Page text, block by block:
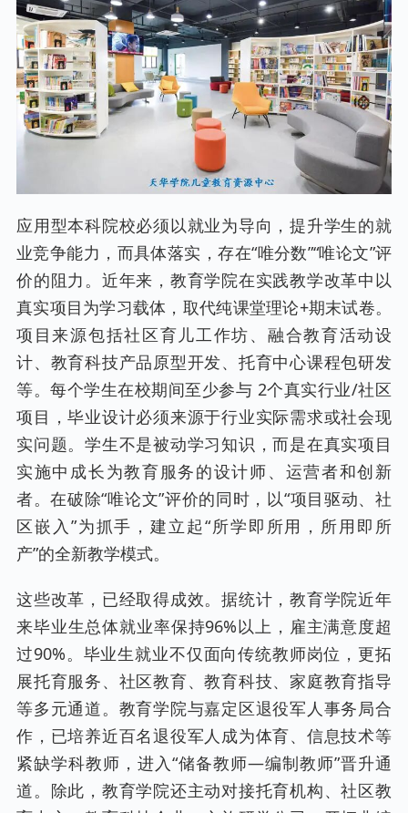
应用型本科院校必须以就业为导向，提升学生的就
业竞争能力，而具体落实，存在“唯分数”“唯论文”评
价的阻力。近年来，教育学院在实践教学改革中以
真实项目为学习载体，取代纯课堂理论+期末试卷。
项目来源包括社区育儿工作坊、融合教育活动设
计、教育科技产品原型开发、托育中心课程包研发
等。每个学生在校期间至少参与 2个真实行业/社区
项目，毕业设计必须来源于行业实际需求或社会现
实问题。学生不是被动学习知识，而是在真实项目
实施中成长为教育服务的设计师、运营者和创新
者。在破除“唯论文”评价的同时，以“项目驱动、社
区嵌入”为抓手，建立起“所学即所用，所用即所
产”的全新教学模式。
这些改革，已经取得成效。据统计，教育学院近年
来毕业生总体就业率保持96%以上，雇主满意度超
过90%。毕业生就业不仅面向传统教师岗位，更拓
展托育服务、社区教育、教育科技、家庭教育指导
等多元通道。教育学院与嘉定区退役军人事务局合
作，已培养近百名退役军人成为体育、信息技术等
紧缺学科教师，进入“储备教师—编制教师”晋升通
道。除此，教育学院还主动对接托育机构、社区教